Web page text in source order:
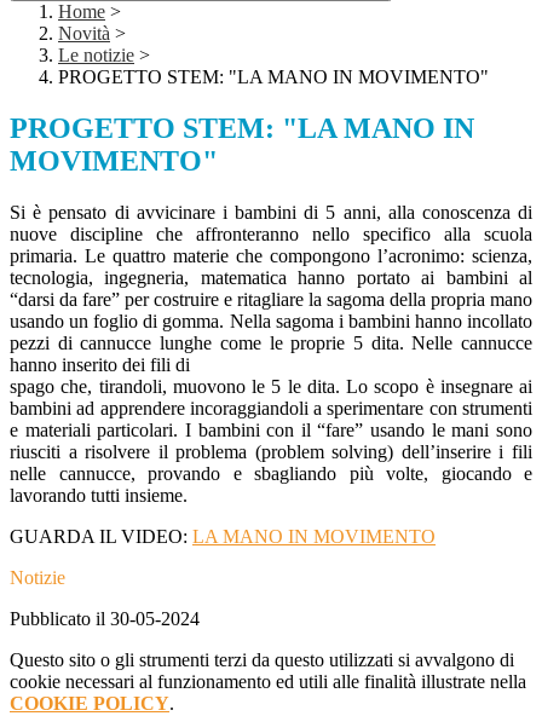
Home >
Novità >
Le notizie >
PROGETTO STEM: "LA MANO IN MOVIMENTO"
PROGETTO STEM: "LA MANO IN
MOVIMENTO"
Si è pensato di avvicinare i bambini di 5 anni, alla conoscenza di
nuove discipline che affronteranno nello specifico alla scuola
primaria. Le quattro materie che compongono l’acronimo: scienza,
tecnologia, ingegneria, matematica hanno portatoai bambini al
“darsi da fare” per costruire e ritagliare la sagoma della propria mano
usando un foglio di gomma. Nella sagoma i bambini hanno incollato
pezzi dicannucce lunghe come le proprie 5 dita. Nelle cannucce
hanno inserito dei fili di
spago che, tirandoli, muovono le 5 le dita. Lo scopo è insegnare ai
bambini ad apprendere incoraggiandoli a sperimentare con strumenti
e materiali particolari. I bambini con il “fare” usando le mani sono
riusciti a risolvere il problema (problemsolving) dell’inserire i fili
nelle cannucce, provando e sbagliando più volte, giocando e
lavorando tutti insieme.
GUARDA IL VIDEO: LA MANO IN MOVIMENTO
Notizie
Pubblicato il 30-05-2024
Questo sito o gli strumenti terzi da questo utilizzati si avvalgono di
cookie necessari al funzionamento ed utili alle finalità illustrate nella
COOKIE POLICY.